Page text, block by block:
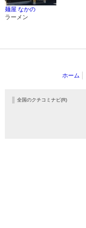
麺屋 なかの
ラーメン
ホーム
全国のクチコミナビ(R)